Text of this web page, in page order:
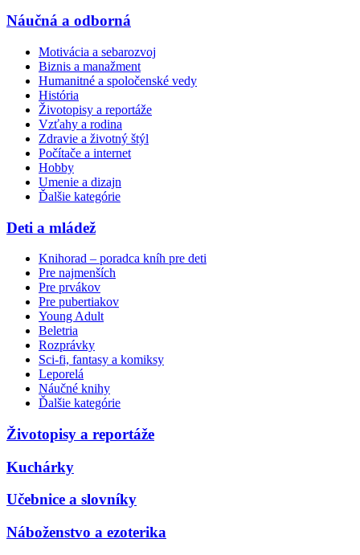
Náučná a odborná
Motivácia a sebarozvoj
Biznis a manažment
Humanitné a spoločenské vedy
História
Životopisy a reportáže
Vzťahy a rodina
Zdravie a životný štýl
Počítače a internet
Hobby
Umenie a dizajn
Ďalšie kategórie
Deti a mládež
Knihorad – poradca kníh pre deti
Pre najmenších
Pre prvákov
Pre pubertiakov
Young Adult
Beletria
Rozprávky
Sci-fi, fantasy a komiksy
Leporelá
Náučné knihy
Ďalšie kategórie
Životopisy a reportáže
Kuchárky
Učebnice a slovníky
Náboženstvo a ezoterika